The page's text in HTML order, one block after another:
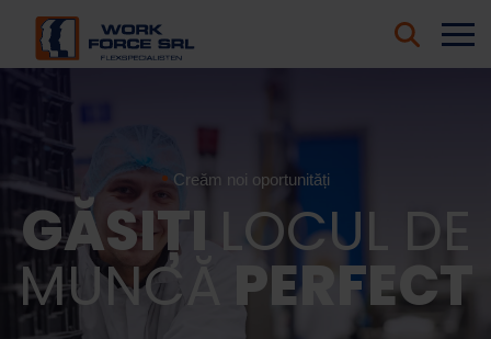
Creăm noi oportunități
GĂSIȚI LOCUL DE
MUNCĂ PERFECT